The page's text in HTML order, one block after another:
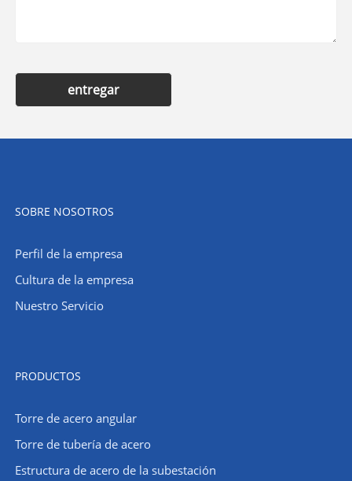
entregar
SOBRE NOSOTROS
Perfil de la empresa
Cultura de la empresa
Nuestro Servicio
PRODUCTOS
Torre de acero angular
Torre de tubería de acero
Estructura de acero de la subestación